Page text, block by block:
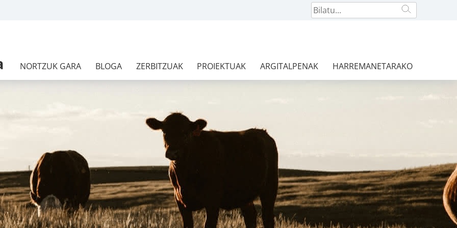
NORTZUK GARA BLOGA ZERBITZUAK PROIEKTUAK ARGITALPENAK HARREMANETARAKO